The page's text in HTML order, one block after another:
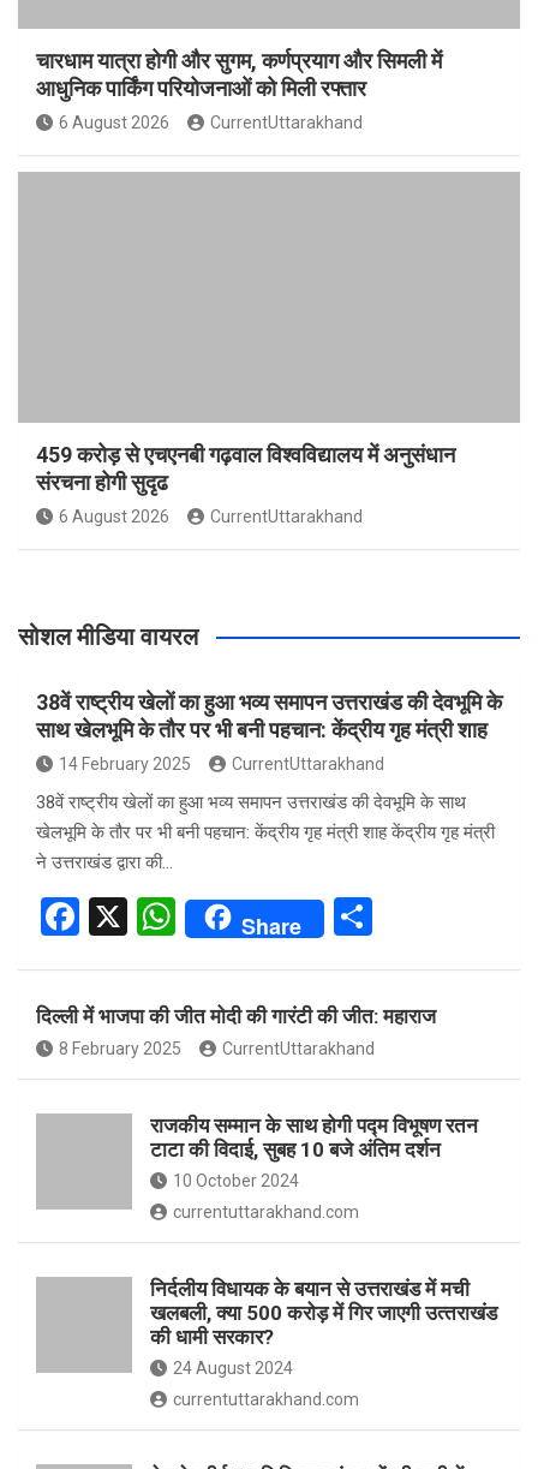
चारधाम यात्रा होगी और सुगम, कर्णप्रयाग और सिमली में
आधुनिक पार्किंग परियोजनाओं को मिली रफ्तार
6 August 2026 CurrentUttarakhand
459 करोड़ से एचएनबी गढ़वाल विश्वविद्यालय में अनुसंधान
संरचना होगी सुदृढ
6 August 2026 CurrentUttarakhand
सोशल मीडिया वायरल
38वें राष्ट्रीय खेलों का हुआ भव्य समापन उत्तराखंड की देवभूमि के
साथ खेलभूमि के तौर पर भी बनी पहचान: केंद्रीय गृह मंत्री शाह
14 February 2025 CurrentUttarakhand
38वें राष्ट्रीय खेलों का हुआ भव्य समापन उत्तराखंड की देवभूमि के साथ
खेलभूमि के तौर पर भी बनी पहचान: केंद्रीय गृह मंत्री शाह केंद्रीय गृह मंत्री
ने उत्तराखंड द्वारा की…
F
ce
b
o
o
X
W
at
s
A
p
p
Share
e
दिल्ली में भाजपा की जीत मोदी की गारंटी की जीत: महाराज
8 February 2025 CurrentUttarakhand
राजकीय सम्मान के साथ होगी पद्म विभूषण रतन
टाटा की विदाई, सुबह 10 बजे अंतिम दर्शन
10 October 2024
currentuttarakhand.com
निर्दलीय विधायक के बयान से उत्तराखंड में मची
खलबली, क्‍या 500 करोड़ में गिर जाएगी उत्‍तराखंड
की धामी सरकार?
24 August 2024
currentuttarakhand.com